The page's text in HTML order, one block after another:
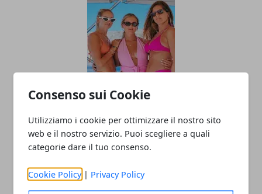
Consenso sui Cookie
Utilizziamo i cookie per ottimizzare il nostro sito
web e il nostro servizio. Puoi scegliere a quali
categorie dare il tuo consenso.
Cookie Policy | Privacy Policy
Chiara Ferragni e le sorelle insultate sul
web: "Tozze e cicce"